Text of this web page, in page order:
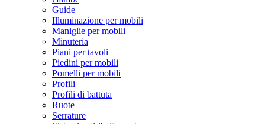
Guide
Illuminazione per mobili
Maniglie per mobili
Minuteria
Piani per tavoli
Piedini per mobili
Pomelli per mobili
Profili
Profili di battuta
Ruote
Serrature